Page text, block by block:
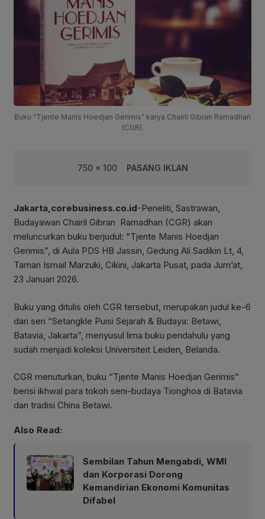
Buku “Tjente Manis Hoedjan Gerimis” karya Chairil Gibran Ramadhan
(CGR).
750 x 100 PASANG IKLAN
Jakarta,corebusiness.co.id-Peneliti, Sastrawan,
Budayawan Chairil Gibran Ramadhan (CGR) akan
meluncurkan buku berjudul: “Tjente Manis Hoedjan
Gerimis”, di Aula PDS HB Jassin, Gedung Ali Sadikin Lt, 4,
Taman Ismail Marzuki, Cikini, Jakarta Pusat, pada Jum’at,
23 Januari 2026.
Buku yang ditulis oleh CGR tersebut, merupakan judul ke-6
dari seri “Setangkle Puisi Sejarah & Budaya: Betawi,
Batavia, Jakarta”, menyusul lima buku pendahulu yang
sudah menjadi koleksi Universiteit Leiden, Belanda.
CGR menuturkan, buku “Tjente Manis Hoedjan Gerimis”
berisi ikhwal para tokoh seni-budaya Tionghoa di Batavia
dan tradisi China Betawi.
Also Read:
Sembilan Tahun Mengabdi, WMI
dan Korporasi Dorong
Kemandirian Ekonomi Komunitas
Difabel